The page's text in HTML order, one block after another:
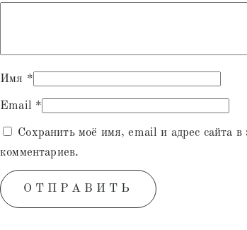
Имя *
Email *
Сохранить моё имя, email и адрес сайта
комментариев.